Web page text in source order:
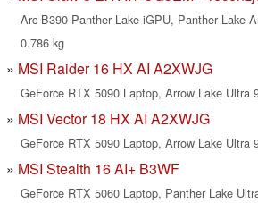
Arc B390 Panther Lake iGPU, Panther Lake
0.786 kg
MSI Raider 16 HX AI A2XWJG
GeForce RTX 5090 Laptop, Arrow Lake Ultra
MSI Vector 18 HX AI A2XWJG
GeForce RTX 5090 Laptop, Arrow Lake Ultra
MSI Stealth 16 AI+ B3WF
GeForce RTX 5060 Laptop, Panther Lake